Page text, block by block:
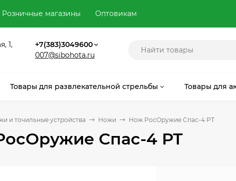
Розничные магазины Оптовикам
1,
+7(383)3049600
007@sibohota.ru
Товары для развлекательной стрельбы Товары для
и точильные устройства Ножи Нож РосОружие Спас-4 РТ
Спас-4 РТ